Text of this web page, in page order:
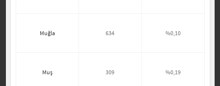
Muğla 634 %0,10
Muş 309 %0,19